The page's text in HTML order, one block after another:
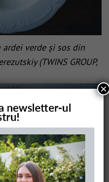
verde și sos din
(TWINS GROUP,
×